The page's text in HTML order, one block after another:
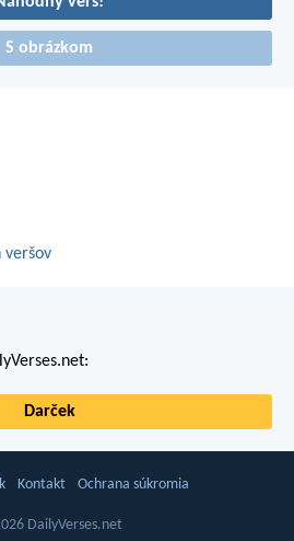
S obrázkom
veršov
Darček
Kontakt Ochrana súkromia
DailyVerses.net